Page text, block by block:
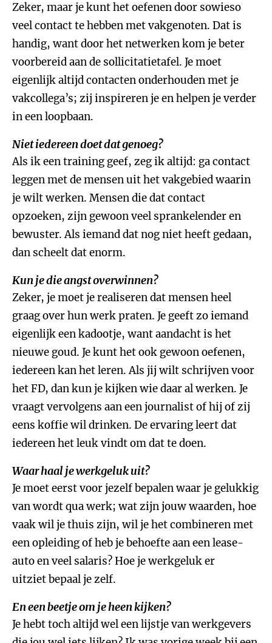
Zeker, maar je kunt het oefenen door sowieso
veel contact te hebben met vakgenoten. Dat is
handig, want door het netwerken kom je beter
voorbereid aan de sollicitatietafel. Je moet
eigenlijk altijd contacten onderhouden met je
vakcollega’s; zij inspireren je en helpen je verder
in een loopbaan.
Niet iedereen doet dat genoeg?
Als ik een training geef, zeg ik altijd: ga contact
leggen met de mensen uit het vakgebied waarin
je wilt werken. Mensen die dat contact
opzoeken, zijn gewoon veel sprankelender en
bewuster. Als iemand dat nog niet heeft gedaan,
dan scheelt dat enorm.
Kun je die angst overwinnen?
Zeker, je moet je realiseren dat mensen heel
graag over hun werk praten. Je geeft zo iemand
eigenlijk een kadootje, want aandacht is het
nieuwe goud. Je kunt het ook gewoon oefenen,
iedereen kan het leren. Als jij wilt schrijven voor
het FD, dan kun je kijken wie daar al werken. Je
vraagt vervolgens aan een journalist of hij of zij
eens koffie wil drinken. De ervaring leert dat
iedereen het leuk vindt om dat te doen.
Waar haal je werkgeluk uit?
Je moet eerst voor jezelf bepalen waar je gelukkig
van wordt qua werk; wat zijn jouw waarden, hoe
vaak wil je thuis zijn, wil je het combineren met
een opleiding of heb je behoefte aan een lease-
auto en veel salaris? Hoe je werkgeluk er
uitziet bepaal je zelf.
En een beetje om je heen kijken?
Je hebt toch altijd wel een lijstje van werkgevers